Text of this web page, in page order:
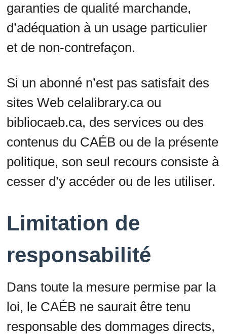
garanties de qualité marchande,
d’adéquation à un usage particulier
et de non-contrefaçon.
Si un abonné n’est pas satisfait des
sites Web celalibrary.ca ou
bibliocaeb.ca, des services ou des
contenus du CAÉB ou de la présente
politique, son seul recours consiste à
cesser d’y accéder ou de les utiliser.
Limitation de
responsabilité
Dans toute la mesure permise par la
loi, le CAÉB ne saurait être tenu
responsable des dommages directs,